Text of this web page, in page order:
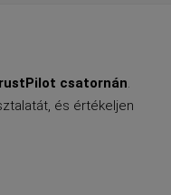
csatornán.
és értékeljen